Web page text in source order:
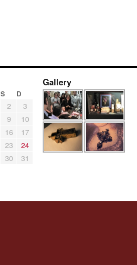
S D
2
3
9
10
16
17
23
24
30 31
Gallery